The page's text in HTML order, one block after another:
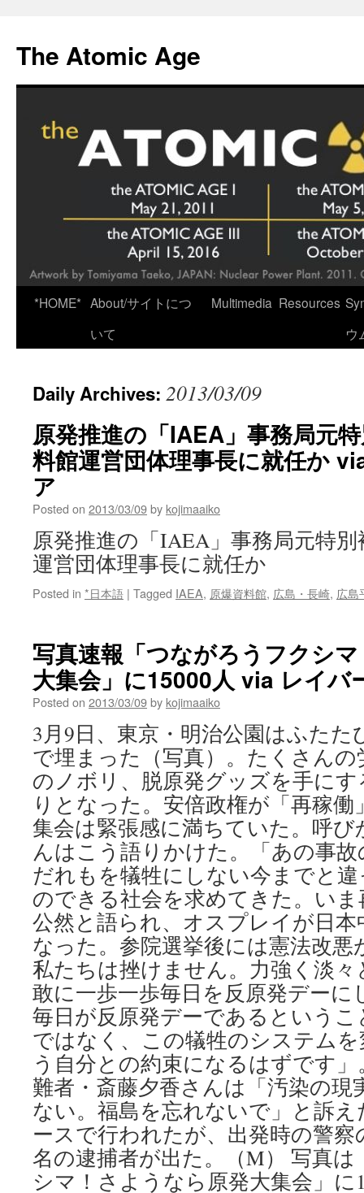
content
The Atomic Age
*HOME* About/サイトにつ
いて
Multimedia Resources
ウ
Daily Archives: 2013/03/09
原発推進の「IAEA」事務局元
料館運営団体理事長に就任か
ア
Posted on 2013/03/09by kojimaaiko
原発推進の「IAEA」事務局元特
運営団体理事長に就任か
Posted in *日本語 | Tagged IAEA, 原爆資料館, 広島・長崎, 広島
写真速報「つながろうフクシ
大集会」に15000人 via レイバ
Posted on 2013/03/09by kojimaaiko
3月9日、東京・明治公園はふたた
で埋まった（写真）。たくさん
のノボリ、脱原発グッズを手に
りとなった。安倍政権が「再稼
集会は緊張感に満ちていた。呼
んはこう語りかけた。「あの事
だれもを犠牲にしない今までと
のできる社会を求めてきた。い
公然と語られ、オスプレイが日
なった。参院選挙後には憲法改
私たちは挫けません。力強く淡
敢に一歩一歩毎日を反原発デー
毎日が反原発デーであるという
ではなく、この犠牲のシステム
う自分との約束になるはずです
難者・斎藤夕香さんは「汚染の
ない。福島を忘れないで」と訴
ースで行われたが、出発時の警
名の逮捕者が出た。（M） 写真
シマ！さようなら原発大集会」に